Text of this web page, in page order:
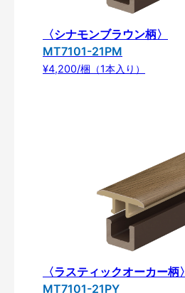
〈シナモンブラウン柄〉
MT7101-21PM
¥4,200/梱（1本入り）
〈ラスティックオーカー柄〉
MT7101-21PY